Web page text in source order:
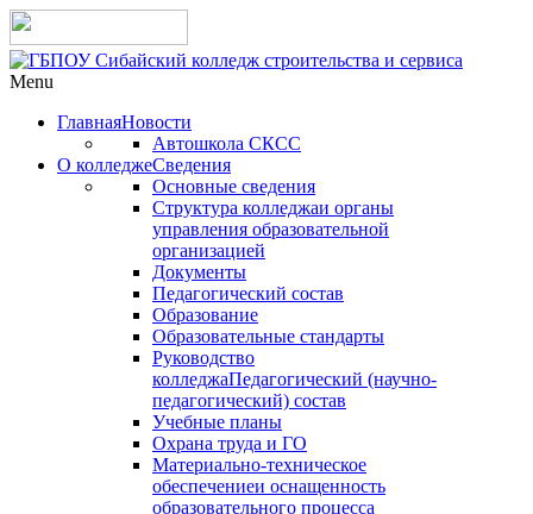
Menu
ГлавнаяНовости
Автошкола СКСС
О колледжеСведения
Основные сведения
Структура колледжаи органы
управления образовательной
организацией
Документы
Педагогический состав
Образование
Образовательные стандарты
Руководство
колледжаПедагогический (научно-
педагогический) состав
Учебные планы
Охрана труда и ГО
Материально-техническое
обеспечениеи оснащенность
образовательного процесса